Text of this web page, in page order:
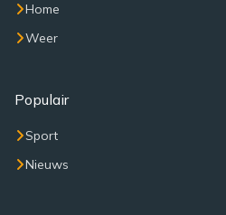
Home
Weer
Populair
Sport
Nieuws